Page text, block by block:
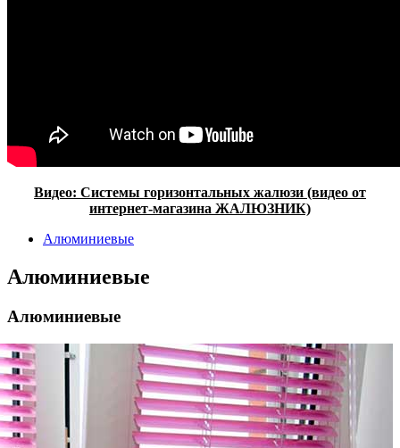
Видео: Системы горизонтальных жалюзи (видео от
интернет-магазина ЖАЛЮЗНИК)
Алюминиевые
Алюминиевые
Алюминиевые